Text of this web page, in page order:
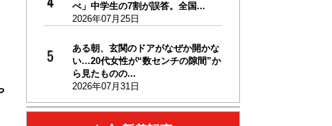
べ」中学生の7割が誤答。全国...
2026年07月25日
ある朝、玄関のドアがなぜか開かな
い…20代女性が“数センチの隙間”か
ら見たものの...
2026年07月31日